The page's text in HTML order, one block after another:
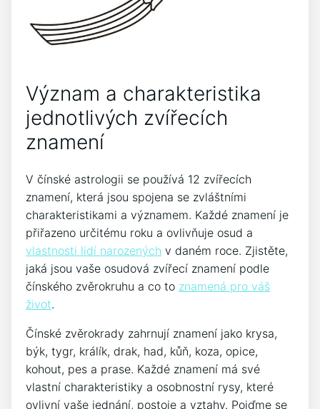
Význam a charakteristika
jednotlivých zvířecích
znamení
V čínské astrologii se používá 12 zvířecích
znamení, která jsou spojena se zvláštními
charakteristikami a významem. Každé znamení je
přiřazeno určitému roku a ovlivňuje osud a
vlastnosti lidí narozených v daném roce. Zjistěte,
jaká jsou vaše osudová zvířecí znamení podle
čínského zvěrokruhu a co to znamená pro váš
život.
Čínské zvěrokrady zahrnují znamení jako krysa,
býk, tygr, králík, drak, had, kůň, koza, opice,
kohout, pes a prase. Každé znamení má své
vlastní charakteristiky a osobnostní rysy, které
ovlivní vaše jednání, postoje a vztahy. Pojďme se